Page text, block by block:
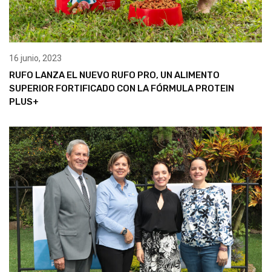
16 junio, 2023
RUFO LANZA EL NUEVO RUFO PRO, UN ALIMENTO
SUPERIOR FORTIFICADO CON LA FÓRMULA PROTEIN
PLUS+